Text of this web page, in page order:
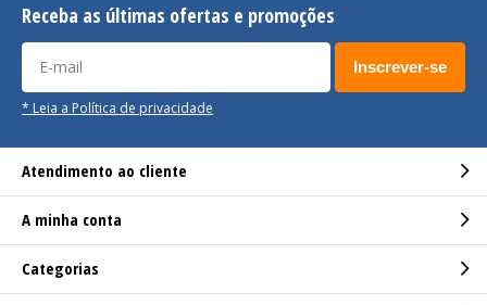
Receba as últimas ofertas e promoções
Inscrever-se
* Leia a Política de privacidade
Atendimento ao cliente
A minha conta
Categorias